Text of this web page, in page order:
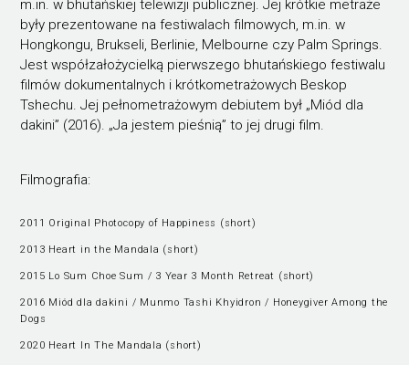
m.in. w bhutańskiej telewizji publicznej. Jej krótkie metraże
były prezentowane na festiwalach filmowych, m.in. w
Hongkongu, Brukseli, Berlinie, Melbourne czy Palm Springs.
Jest współzałożycielką pierwszego bhutańskiego festiwalu
filmów dokumentalnych i krótkometrażowych Beskop
Tshechu. Jej pełnometrażowym debiutem był „Miód dla
dakini” (2016). „Ja jestem pieśnią” to jej drugi film.
Filmografia:
2011 Original Photocopy of Happiness (short)
2013 Heart in the Mandala (short)
2015 Lo Sum Choe Sum / 3 Year 3 Month Retreat (short)
2016 Miód dla dakini / Munmo Tashi Khyidron / Honeygiver Among the
Dogs
2020 Heart In The Mandala (short)